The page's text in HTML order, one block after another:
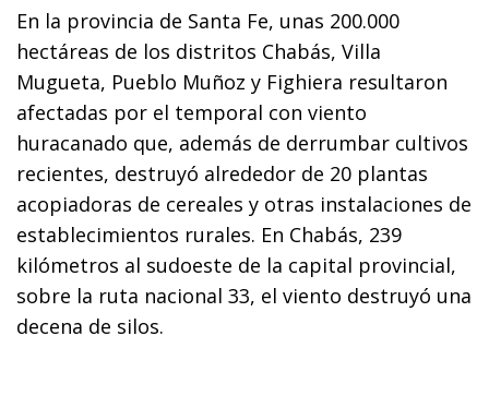
En la provincia de Santa Fe, unas 200.000
hectáreas de los distritos Chabás, Villa
Mugueta, Pueblo Muñoz y Fighiera resultaron
afectadas por el temporal con viento
huracanado que, además de derrumbar cultivos
recientes, destruyó alrededor de 20 plantas
acopiadoras de cereales y otras instalaciones de
establecimientos rurales. En Chabás, 239
kilómetros al sudoeste de la capital provincial,
sobre la ruta nacional 33, el viento destruyó una
decena de silos.